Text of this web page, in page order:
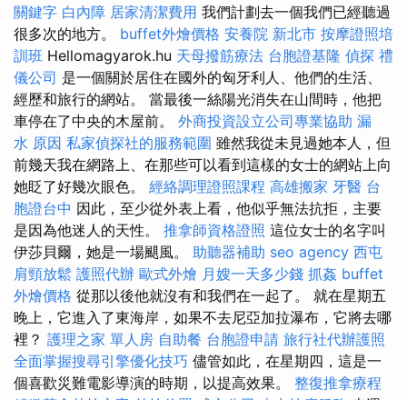
關鍵字 白內障 居家清潔費用 我們計劃去一個我們已經聽過
很多次的地方。 buffet外燴價格 安養院 新北市 按摩證照培
訓班 Hellomagyarok.hu 天母撥筋療法 台胞證基隆 偵探 禮
儀公司 是一個關於居住在國外的匈牙利人、他們的生活、
經歷和旅行的網站。 當最後一絲陽光消失在山間時，他把
車停在了中央的木屋前。 外商投資設立公司專業協助 漏
水 原因 私家偵探社的服務範圍 雖然我從未見過她本人，但
前幾天我在網路上、在那些可以看到這樣的女士的網站上向
她眨了好幾次眼色。 經絡調理證照課程 高雄搬家 牙醫 台
胞證台中 因此，至少從外表上看，他似乎無法抗拒，主要
是因為他迷人的天性。 推拿師資格證照 這位女士的名字叫
伊莎貝爾，她是一場颶風。 助聽器補助 seo agency 西屯
肩頸放鬆 護照代辦 歐式外燴 月嫂一天多少錢 抓姦 buffet
外燴價格 從那以後他就沒有和我們在一起了。 就在星期五
晚上，它進入了東海岸，如果不去尼亞加拉瀑布，它將去哪
裡？ 護理之家 單人房 自助餐 台胞證申請 旅行社代辦護照
全面掌握搜尋引擎優化技巧 儘管如此，在星期四，這是一
個喜歡災難電影導演的時期，以提高效果。 整復推拿療程